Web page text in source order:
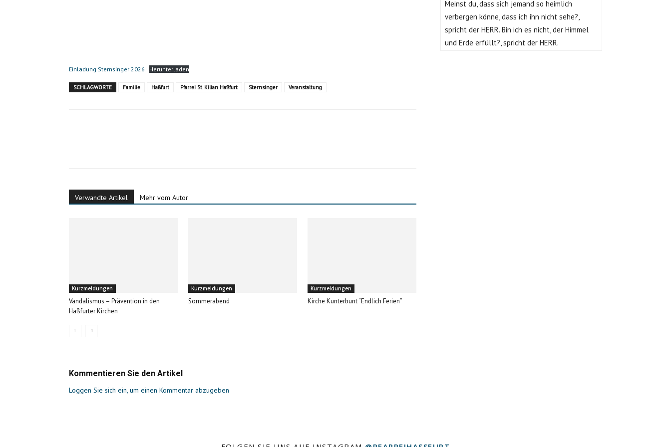
Einladung Sternsinger 2026 Herunterladen
SCHLAGWORTE Familie Haßfurt Pfarrei St. Kilian Haßfurt Sternsinger Veranstaltung
Verwandte Artikel Mehr vom Autor
Kurzmeldungen
Vandalismus – Prävention in den
Haßfurter Kirchen
Kurzmeldungen
Sommerabend
Kurzmeldungen
Kirche Kunterbunt “Endlich Ferien”
Kommentieren Sie den Artikel
Loggen Sie sich ein, um einen Kommentar abzugeben
Meinst du, dass sich jemand so heimlich
verbergen könne, dass ich ihn nicht sehe?,
spricht der HERR. Bin ich es nicht, der Himmel
und Erde erfüllt?, spricht der HERR.